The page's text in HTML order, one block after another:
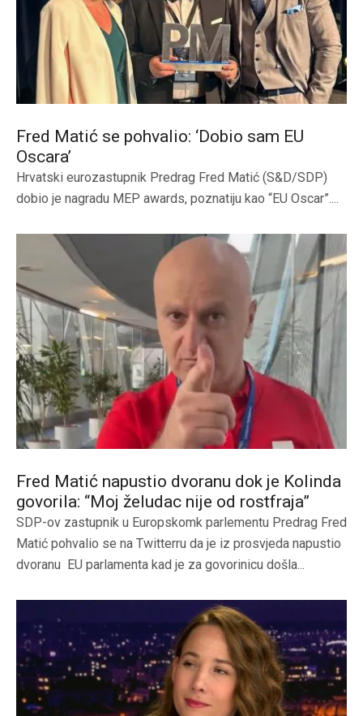
Fred Matić se pohvalio: ‘Dobio sam EU
Oscara’
Hrvatski eurozastupnik Predrag Fred Matić (S&D/SDP)
dobio je nagradu MEP awards, poznatiju kao “EU Oscar”....
Fred Matić napustio dvoranu dok je Kolinda
govorila: “Moj želudac nije od rostfraja”
SDP-ov zastupnik u Europskomk parlementu Predrag Fred
Matić pohvalio se na Twitterru da je iz prosvjeda napustio
dvoranu EU parlamenta kad je za govorinicu došla...